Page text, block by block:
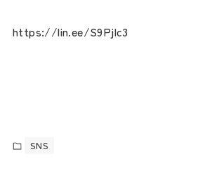
https://lin.ee/S9Pjlc3
SNS